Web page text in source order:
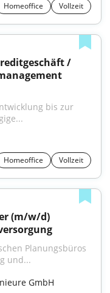
Homeoffice
Vollzeit
/
bis zur
Homeoffice Vollzeit
(m/w/d)
Planungsbüros
und...
GmbH